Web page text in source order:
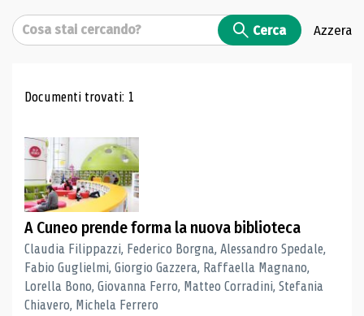
Cerca Cerca Azzera
Risultati di ricerca
Documenti trovati: 1
A Cuneo prende forma la nuova biblioteca
Claudia Filippazzi, Federico Borgna, Alessandro Spedale,
Fabio Guglielmi, Giorgio Gazzera, Raffaella Magnano,
Lorella Bono, Giovanna Ferro, Matteo Corradini, Stefania
Chiavero, Michela Ferrero